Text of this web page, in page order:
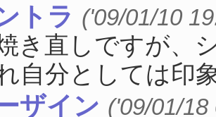
トラ ('09/01/10
き直しですが、
自分としては印
ザイン ('09/01/18